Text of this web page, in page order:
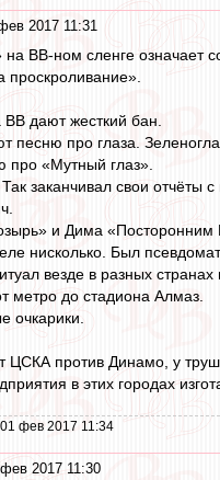
2017 11:31
ВВ-ном сленге означает
проскроливание».
дают жесткий бан.
песню про глаза.
про «Мутный глаз».
заканчивал свои отчёты
и Дима
нисколько. Был
везде в разных
метро до стадиона Алмаз.
очкарики.
ЦСКА против Динамо, у
в этих городах
фев 2017 11:34
2017 11:30